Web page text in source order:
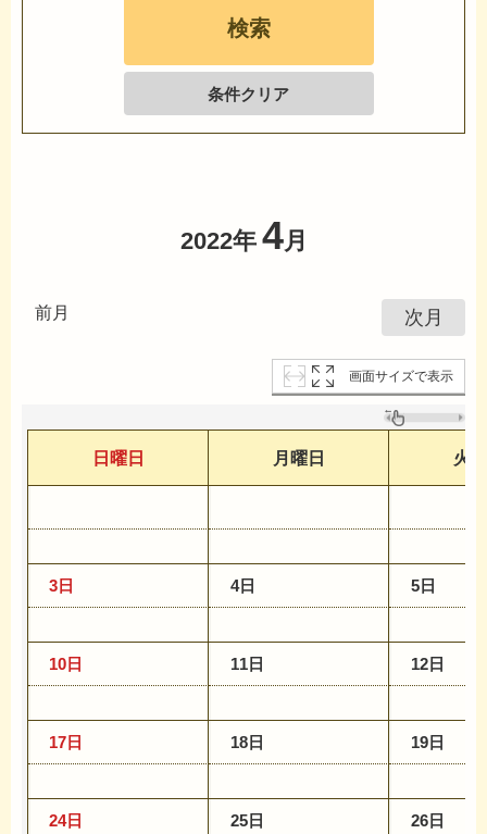
条件クリア
前月
2022年 4月
次月
画面サイズで表示
日曜日 月曜日 火
3日 4日 5日
10日 11日 12日
17日 18日 19日
24日 25日 26日